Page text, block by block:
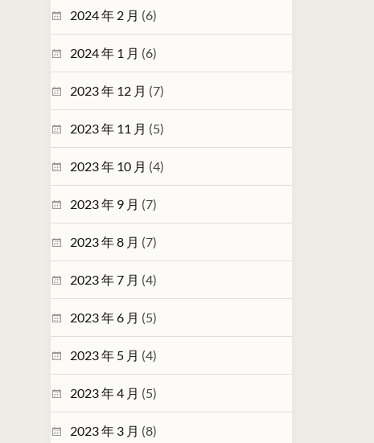
2024 年 2 月 (6)
2024 年 1 月 (6)
2023 年 12 月 (7)
2023 年 11 月 (5)
2023 年 10 月 (4)
2023 年 9 月 (7)
2023 年 8 月 (7)
2023 年 7 月 (4)
2023 年 6 月 (5)
2023 年 5 月 (4)
2023 年 4 月 (5)
2023 年 3 月 (8)